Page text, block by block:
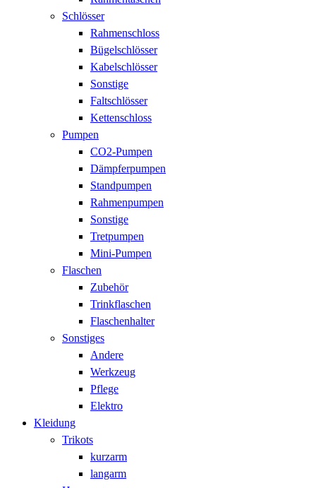
Schlösser
Rahmenschloss
Bügelschlösser
Kabelschlösser
Sonstige
Faltschlösser
Kettenschloss
Pumpen
CO2-Pumpen
Dämpferpumpen
Standpumpen
Rahmenpumpen
Sonstige
Tretpumpen
Mini-Pumpen
Flaschen
Zubehör
Trinkflaschen
Flaschenhalter
Sonstiges
Andere
Werkzeug
Pflege
Elektro
Kleidung
Trikots
kurzarm
langarm